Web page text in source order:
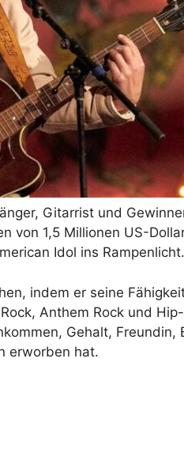
Gitarrist und
von 1,5 Millionen US-
Idol ins Rampenlicht.
indem er seine
Anthem Rock und
Gehalt, Freundin,
erworben hat.